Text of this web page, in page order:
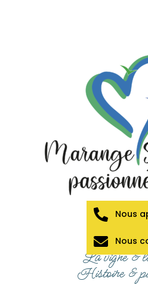
La vigne &
Histoire &
Nous
Nous